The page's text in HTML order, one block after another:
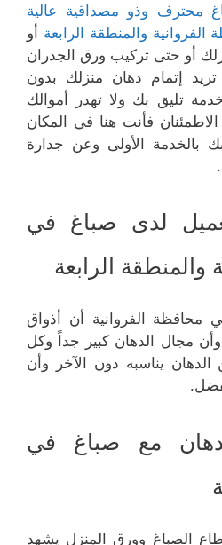
محترف وذو مصداقية عالية
والمنطقة الرابعة أو
أو حتى تركيب ورق الجدران
إتمام دهان منزلك بدون
تليق بك ولا تهدر أموالك
فأنت هنا في المكان
بالخدمة الأولى وعن جدارة
لدى صباغ في
والمنطقة الرابعة
الفروانية أن أذواق
وأن مجال الدهان كبير جداً وكل
يناسبه دون الآخر وأن
مع صباغ في
الصباغ وورق المنزل يشهد